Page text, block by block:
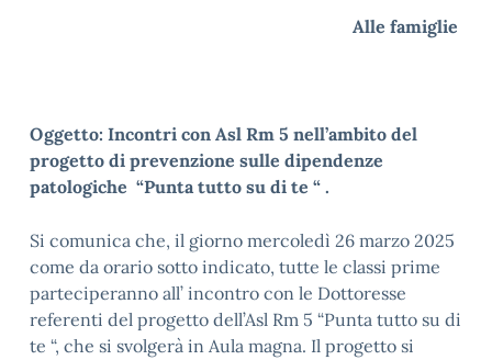
Alle famiglie
Oggetto: Incontri con Asl Rm 5 nell’ambito del
progetto di prevenzione sulle dipendenze
patologiche “Punta tutto su di te “ .
Si comunica che, il giorno mercoledì 26 marzo 2025
come da orario sotto indicato, tutte le classi prime
parteciperanno all’ incontro con le Dottoresse
referenti del progetto dell’Asl Rm 5 “Punta tutto su di
te “, che si svolgerà in Aula magna. Il progetto si